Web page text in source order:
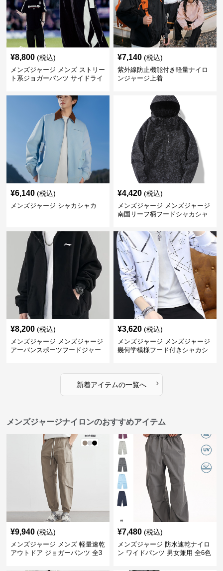
¥8,800 (税込)
メンズジャージ メンズ ストリー
ト系ジョガーパンツ サイドライ
¥7,140 (税込)
紫外線防止機能付き軽量ナイロ
ンジャージ上着
¥6,140 (税込)
メンズジャージ シャカシャカ
¥4,420 (税込)
メンズジャージ メンズジャージ
南国リーフ柄フードシャカシャ
¥8,200 (税込)
メンズジャージ メンズジャージ
アーバンスポーツフードジャー
¥3,620 (税込)
メンズジャージ メンズジャージ
幾何学模様フード付きシャカシ
新着アイテムの一覧へ ›
メンズジャージナイロンのおすすめアイテム
¥9,940 (税込)
メンズジャージ メンズ 軽量速乾
アウトドア ジョガーパンツ 全3
¥7,480 (税込)
メンズジャージ 防水速乾ナイロ
ン ワイドパンツ 男女兼用 全6色